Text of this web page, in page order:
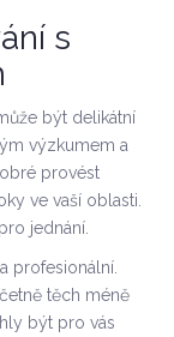
s
být delikátní
výzkumem a
provést
ve vaší oblasti.
jednání.
profesionální.
těch méně
být pro vás